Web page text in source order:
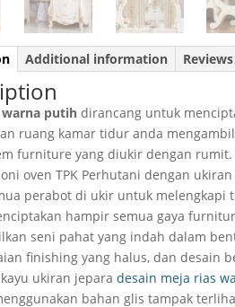
Additional information
warna putih dirancang untuk
ruang kamar tidur anda
furniture yang diukir dengan
oven TPK Perhutani dengan
perabot di ukir untuk melengkapi
hampir semua gaya
seni pahat yang indah dalam
finishing yang halus, dan desain
ukiran jepara desain meja rias
bahan glis tampak